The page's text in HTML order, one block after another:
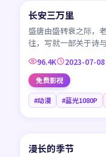
CN
长安三万里
盛唐由盛转衰之际，
往，写就一部关于诗
96.4K 2023-07-08
免费影视
#动漫 #蓝光1080P
CN
漫长的季节